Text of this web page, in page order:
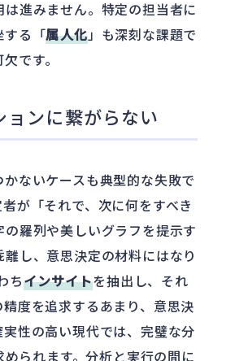
進みません。特定の担当者に
する「属人化」も深刻な課題で
です。
ョンに繋がらない
ないケースも典型的な失敗で
が「それで、次に何をすべき
羅列や美しいグラフを提示す
し、意思決定の材料にはなり
ちインサイトを抽出し、それ
度を追求するあまり、意思決
性の高い現代では、完璧な分
られます。分析と実行の間に